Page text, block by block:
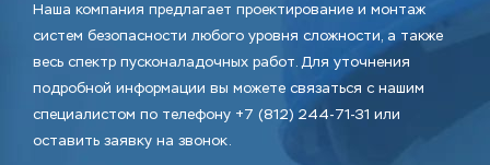
Наша компания предлагает проектирование и монтаж
систем безопасности любого уровня сложности, а также
весь спектр пусконаладочных работ. Для уточнения
подробной информации вы можете связаться с нашим
специалистом по телефону +7 (812) 244-71-31 или
оставить заявку на звонок.